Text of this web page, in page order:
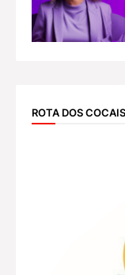
ROTA DOS COCAIS